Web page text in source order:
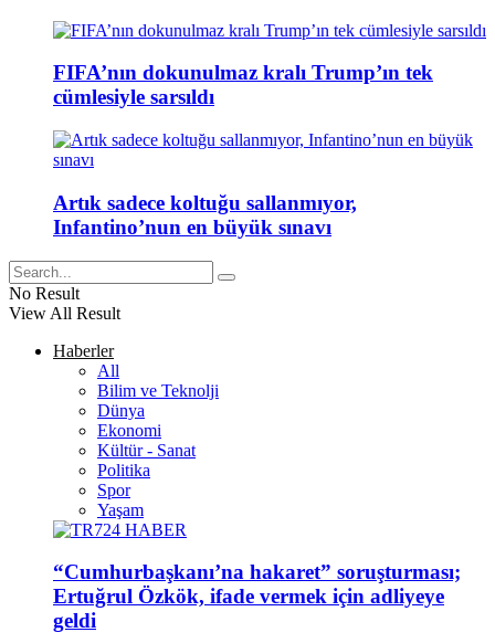
FIFA’nın dokunulmaz kralı Trump’ın tek
cümlesiyle sarsıldı
Artık sadece koltuğu sallanmıyor,
Infantino’nun en büyük sınavı
No Result
View All Result
Haberler
All
Bilim ve Teknolji
Dünya
Ekonomi
Kültür - Sanat
Politika
Spor
Yaşam
“Cumhurbaşkanı’na hakaret” soruşturması;
Ertuğrul Özkök, ifade vermek için adliyeye
geldi